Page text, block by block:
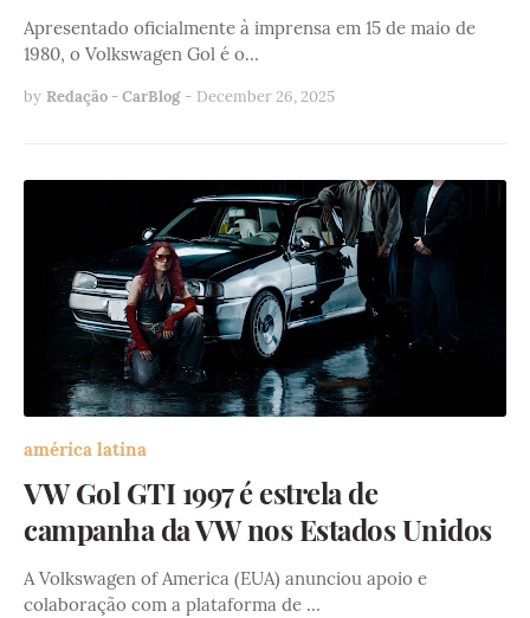
Apresentado oficialmente à imprensa em 15 de maio de
1980, o Volkswagen Gol é o…
by Redação - CarBlog - December 26, 2025
américa latina
VW Gol GTI 1997 é estrela de
campanha da VW nos Estados Unidos
A Volkswagen of America (EUA) anunciou apoio e
colaboração com a plataforma de …